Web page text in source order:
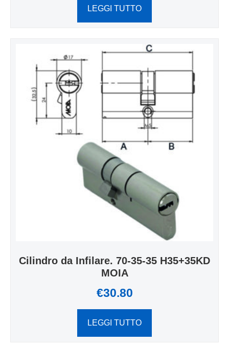
LEGGI TUTTO
Cilindro da Infilare. 70-35-35 H35+35KD
MOIA
€30.80
LEGGI TUTTO